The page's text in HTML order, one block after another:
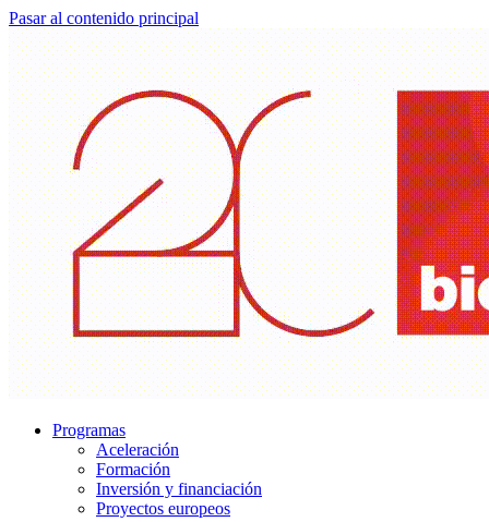
Pasar al contenido principal
Programas
Aceleración
Formación
Inversión y financiación
Proyectos europeos